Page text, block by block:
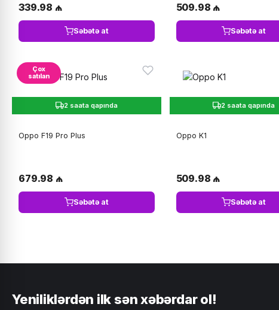
339.98 ₼
Səbətə at
509.98 ₼
Səbətə at
Çox
satılan
2 saata qapında
Oppo F19 Pro Plus
679.98 ₼
Səbətə at
2 saata qapında
Oppo K1
509.98 ₼
Səbətə at
Yeniliklərdən ilk sən xəbərdar ol!